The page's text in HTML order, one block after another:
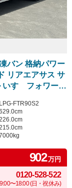
バン 格納パワー
リアエアサス サ
すゞフォワード
LPG-FTR90S2
902万円
0120-528-522
9:00〜18:00 (日・祝休み)